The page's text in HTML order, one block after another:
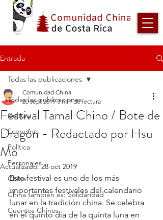
Entrada
Todas las publicaciones
Cultura
Economía
Política
Personajes
China
China también es: Solidaridad
Cuentos Chinos
Todas las publicaciones
Festival Tamal Chino / Bote de
Dragón - Redactado por Hsu
Mo
Comunidad China
20 sept 2019 3 min de lectura
Actualizado:28 oct 2019
Este festival es uno de los más
importantes festivales del calendario
lunar en la tradición china. Se celebra
en el quinto día de la quinta luna en